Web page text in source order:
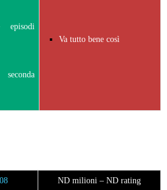
episodi
Va tutto bene così
ND milioni – ND rating